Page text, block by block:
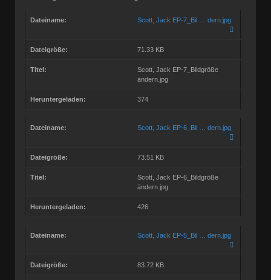
Dateiname: Scott, Jack EP-7_Bil … dern.jpg
Dateigröße: 71.33 KB
Titel:
Scott, Jack EP-7_Bildgröße
ändern.jpg
Heruntergeladen: 374
Dateiname: Scott, Jack EP-6_Bil … dern.jpg
Dateigröße: 73.51 KB
Titel:
Scott, Jack EP-6_Bildgröße
ändern.jpg
Heruntergeladen: 426
Dateiname: Scott, Jack EP-5_Bil … dern.jpg
Dateigröße: 83.72 KB